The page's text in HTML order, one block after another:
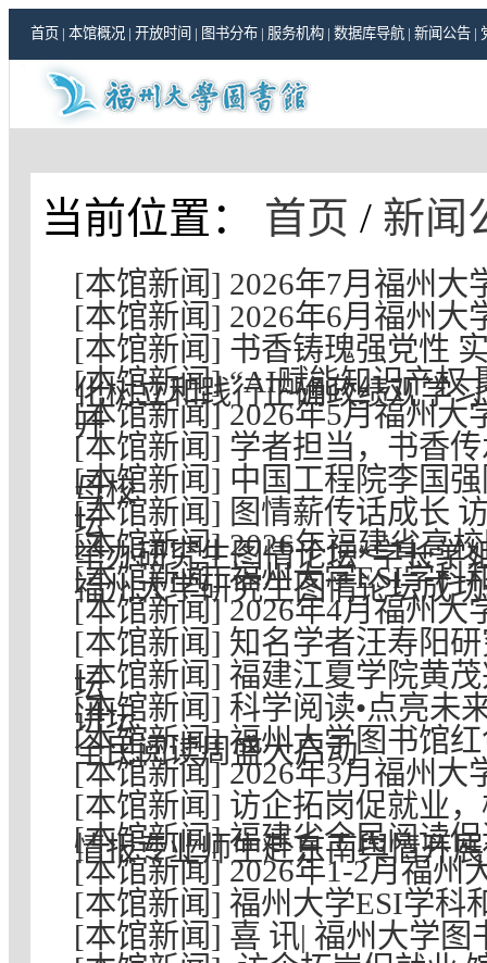
首页 | 本馆概况 | 开放时间 | 图书分布 | 服务机构 | 数据库导航 | 新闻公告 |
当前位置： 首页 / 新闻
[本馆新闻] 2026年7月福州大
[本馆新闻] 2026年6月福州大
[本馆新闻] 书香铸瑰强党性
化树立和践行正确政绩观学
[本馆新闻] “AI赋能知识产权
开
[本馆新闻] 2026年5月福州大
[本馆新闻] 学者担当，书香
母校
[本馆新闻] 中国工程院李国
坛
[本馆新闻] 图情薪传话成长
举办研究生图情论坛“学长学
[本馆新闻] 2026年福建省高
福州大学研究生图情论坛成
[本馆新闻] 福州大学ESI学科
[本馆新闻] 2026年4月福州大
[本馆新闻] 知名学者汪寿阳
坛
[本馆新闻] 福建江夏学院黄
讲坛
[本馆新闻] 科学阅读•点亮
全民阅读周盛大启动
[本馆新闻] 福州大学图书馆
[本馆新闻] 2026年3月福州大
[本馆新闻] 访企拓岗促就业
情报专业师生赴东南舆情开
[本馆新闻] 福建省全民阅读
[本馆新闻] 2026年1-2月福州
[本馆新闻] 福州大学ESI学科
[本馆新闻] 喜 讯| 福州大学